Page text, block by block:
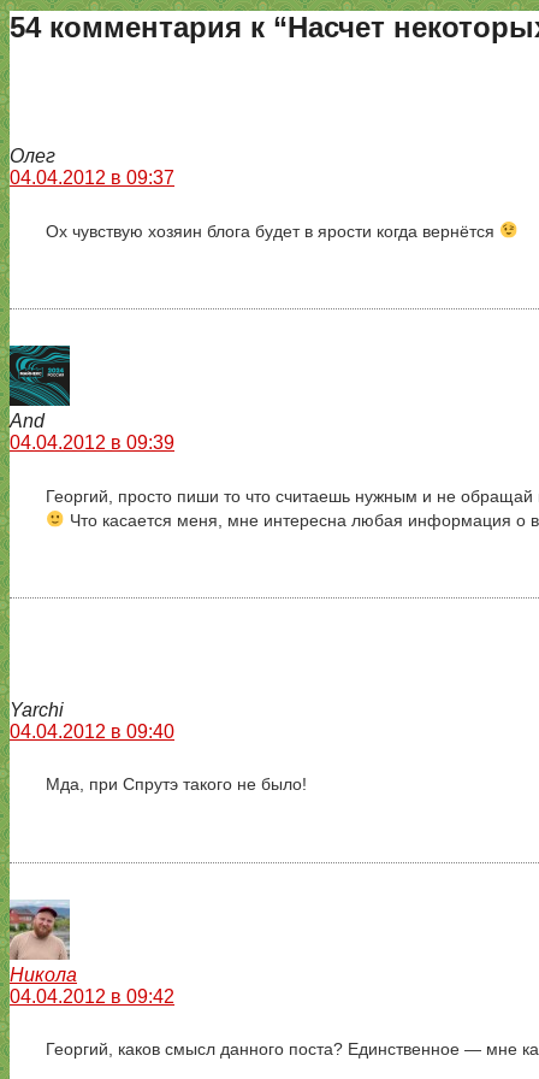
54 комментария к “Насчет
Олег
04.04.2012 в 09:37
Ох чувствую хозяин блога будет в ярости когда вернётся
And
04.04.2012 в 09:39
Георгий, просто пиши то что считаешь нужным и не
Что касается меня, мне интересна любая информация о
Yarchi
04.04.2012 в 09:40
Мда, при Спрутэ такого не было!
Никола
04.04.2012 в 09:42
Георгий, каков смысл данного поста? Единственное — мне